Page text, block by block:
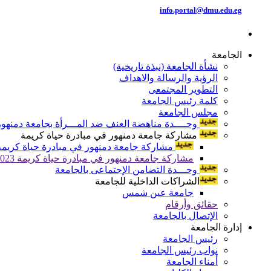
info.portal@dmu.edu.eg
الجامعة
نشأة الجامعة (نبذة تاريخية)
الرؤية والرسالة والاهداف
التطوير المجتمعى
كلمة رئيس الجامعة
مجلس الجامعة
وحــــدة مناهضة العنف ضد المـــرأة بجامعة
مشاركة جامعة دمنهور في مبادرة حياة كريمة
مشاركة جامعة دمنهور في مبادرة حياة كريمة
مشاركة جامعة دمنهور في مبادرة حياة كريمة 2023
وحـــدة التضامن الإجتماعى بالجامعة
الشراكات الداخلية للجامعة
جامعة عين شمس
حقائق وأرقام
الإتصال بالجامعة
إدارة الجامعة
رئيس الجامعة
نواب رئيس الجامعة
أمناء الجامعة